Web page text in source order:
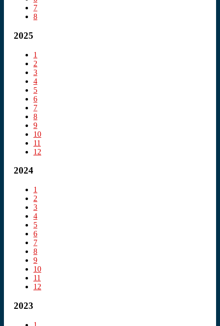
7
8
2025
1
2
3
4
5
6
7
8
9
10
11
12
2024
1
2
3
4
5
6
7
8
9
10
11
12
2023